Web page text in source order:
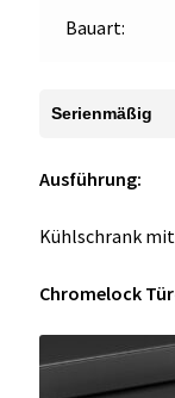
Bauart:
Serienmäßig
Ausführung:
Kühlschrank
Chromelock